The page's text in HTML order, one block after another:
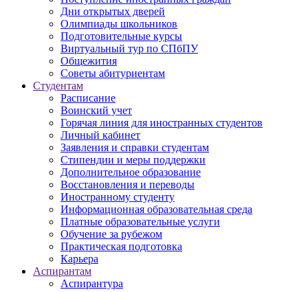
Дни открытых дверей
Олимпиады школьников
Подготовительные курсы
Виртуальный тур по СПбПУ
Общежития
Советы абитуриентам
Студентам
Расписание
Воинский учет
Горячая линия для иностранных студентов
Личный кабинет
Заявления и справки студентам
Стипендии и меры поддержки
Дополнительное образование
Восстановления и переводы
Иностранному студенту
Информационная образовательная среда
Платные образовательные услуги
Обучение за рубежом
Практическая подготовка
Карьера
Аспирантам
Аспирантура